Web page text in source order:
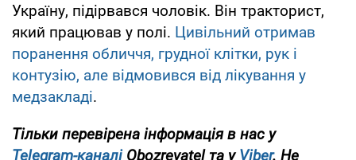
Україну, підірвався чоловік. Він тракторист,
який працював у полі. Цивільний отримав
поранення обличчя, грудної клітки, рук і
контузію, але відмовився від лікування у
медзакладі.
Тільки перевірена інформація в нас у
Telegram-каналіObozrevatel та уViber. Не